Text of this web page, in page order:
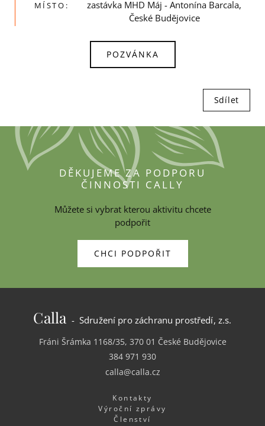
MÍSTO:
zastávka MHD Máj - Antonína Barcala,
České Budějovice
POZVÁNKA
Sdílet
DĚKUJEME ZA PODPORU
ČINNOSTI CALLY
Můžete si vybrat kterou aktivitu chcete
podpořit
CHCI PODPOŘIT
Calla- Sdružení pro záchranu prostředí, z.s.
Fráni Šrámka 1168/35, 370 01 České Budějovice
384 971 930
calla@calla.cz
Kontakty
Výroční zprávy
Členství